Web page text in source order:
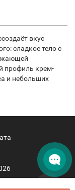
вкус
сладкое тело с
профиль крем-
и небольших